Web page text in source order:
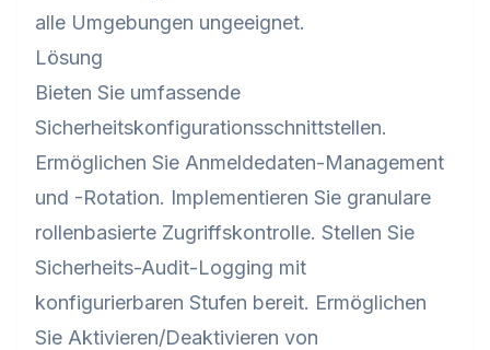
alle Umgebungen ungeeignet.
Lösung
Bieten Sie umfassende
Sicherheitskonfigurationsschnittstellen.
Ermöglichen Sie Anmeldedaten-Management
und -Rotation. Implementieren Sie granulare
rollenbasierte Zugriffskontrolle. Stellen Sie
Sicherheits-Audit-Logging mit
konfigurierbaren Stufen bereit. Ermöglichen
Sie Aktivieren/Deaktivieren von